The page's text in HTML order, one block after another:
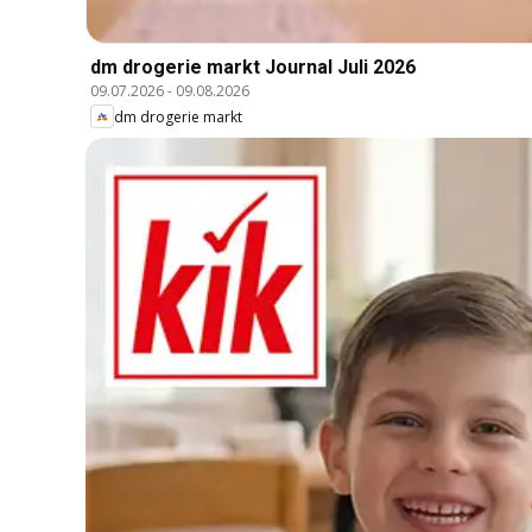
dm drogerie markt Journal Juli 2026
09.07.2026- 09.08.2026
dm drogerie markt